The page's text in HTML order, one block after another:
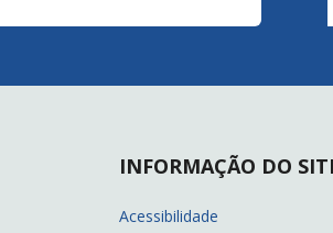
INFORMAÇÃO DO
Acessibilidade